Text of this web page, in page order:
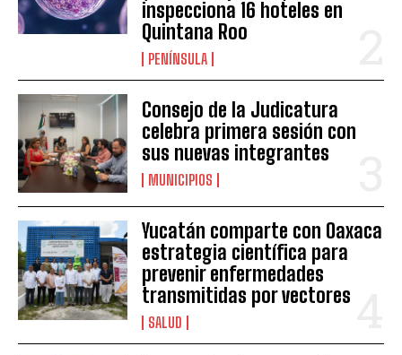
inspecciona 16 hoteles en
Quintana Roo
PENÍNSULA
Consejo de la Judicatura
celebra primera sesión con
sus nuevas integrantes
MUNICIPIOS
Yucatán comparte con Oaxaca
estrategia científica para
prevenir enfermedades
transmitidas por vectores
SALUD